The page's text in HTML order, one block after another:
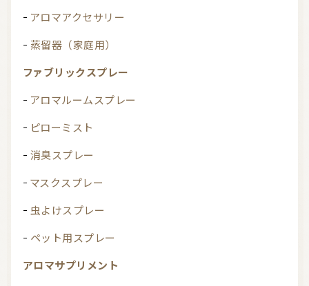
アロマアクセサリー
蒸留器（家庭用）
ファブリックスプレー
アロマルームスプレー
ピローミスト
消臭スプレー
マスクスプレー
虫よけスプレー
ペット用スプレー
アロマサプリメント